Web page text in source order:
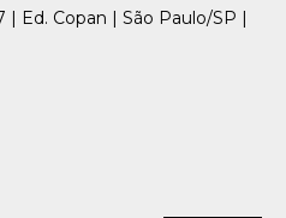
| Ed. Copan | São Paulo/SP |